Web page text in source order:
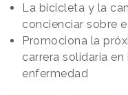
La bicicleta y la
concienciar sobre
Promociona la
carrera solidaria
enfermedad